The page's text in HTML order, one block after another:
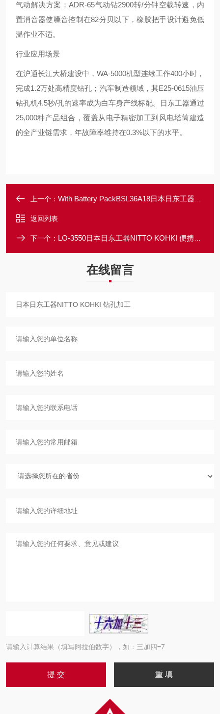
气动解决方案：ADR-65气动钻2900转/分钟空载转速，内
置消音器使噪音控制在82分贝以下，橡胶把手设计避免低
温作业不适。
行业应用场景
在沪通长江大桥建设中，WA-5000机型连续工作400小时，
完成1.2万处高精度钻孔；汽车制造领域，其E25-0615油压
钻孔机4.5秒/孔的速率成为白车身产线标配。日东工器通过
25,000种产品组合，覆盖从电子精密加工到风电塔筒建造
的全产业链需求，年故障率维持在0.3%以下的水平。
上一个： With Battery PackBSL36A18日本日东工器NITTO KOHKI CLO-2725
返回列表
下一个： LO-3550日本日东工器NITTO KOHKI 便携式磁力钻孔机
在线留言
请输入计算结果（填写阿拉伯数字），如：三加四=7